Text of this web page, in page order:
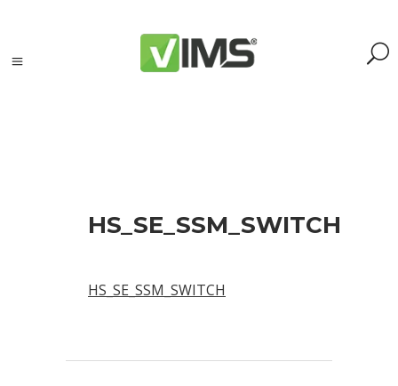
HS_SE_SSM_SWITCH
HS_SE_SSM_SWITCH
Kategorie